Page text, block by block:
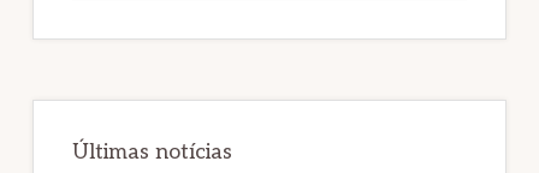
Últimas notícias